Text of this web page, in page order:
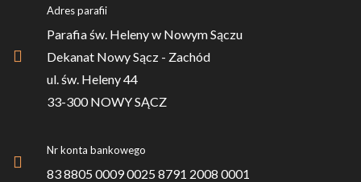
Adres parafii
Parafia św. Heleny w Nowym Sączu
Dekanat Nowy Sącz - Zachód
ul. św. Heleny 44
33-300 NOWY SĄCZ
Nr konta bankowego
83 8805 0009 0025 8791 2008 0001